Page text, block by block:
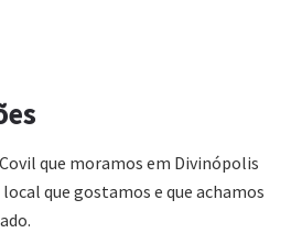
que moramos em Divinópolis
que gostamos e que achamos